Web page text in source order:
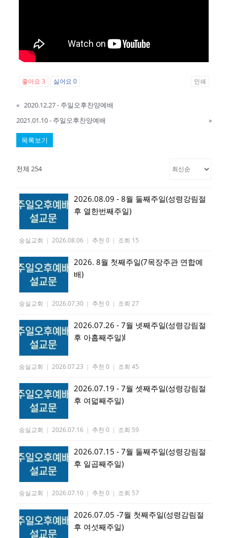
좋아요3 싫어요0 인쇄
« 2020.12.27 - 주일오후찬양예배
2021.01.10 - 주일오후찬양예배
»
목록보기
전체 254
2026.08.09 - 8월 둘째주일(성령강림절
후 열한번째주일)
숭실교회 | 2026.08.06 | 추천 0 | 조회 15
2026. 8월 첫째주일(7목장주관 연합예
배)
숭실교회 | 2026.07.30 | 추천 0 | 조회 27
2026.07.26 - 7월 넷째주일(성령강림절
후 아홉째주일)l
숭실교회 | 2026.07.23 | 추천 0 | 조회 45
2026.07.19 - 7월 셋째주일(성령강림절
후 여덟째주일)
숭실교회 | 2026.07.16 | 추천 0 | 조회 59
2026.07.15 - 7월 둘째주일(성령강림절
후 일곱째주일)
숭실교회 | 2026.07.10 | 추천 0 | 조회 57
2026.07.05 -7월 첫째주일(성령감림절
후 여섯째주일)